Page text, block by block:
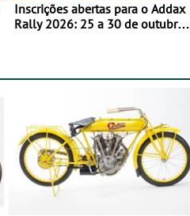
Inscrições abertas para o Addax
Rally 2026: 25 a 30 de outubro -